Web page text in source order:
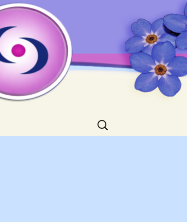
Suchen
nach: